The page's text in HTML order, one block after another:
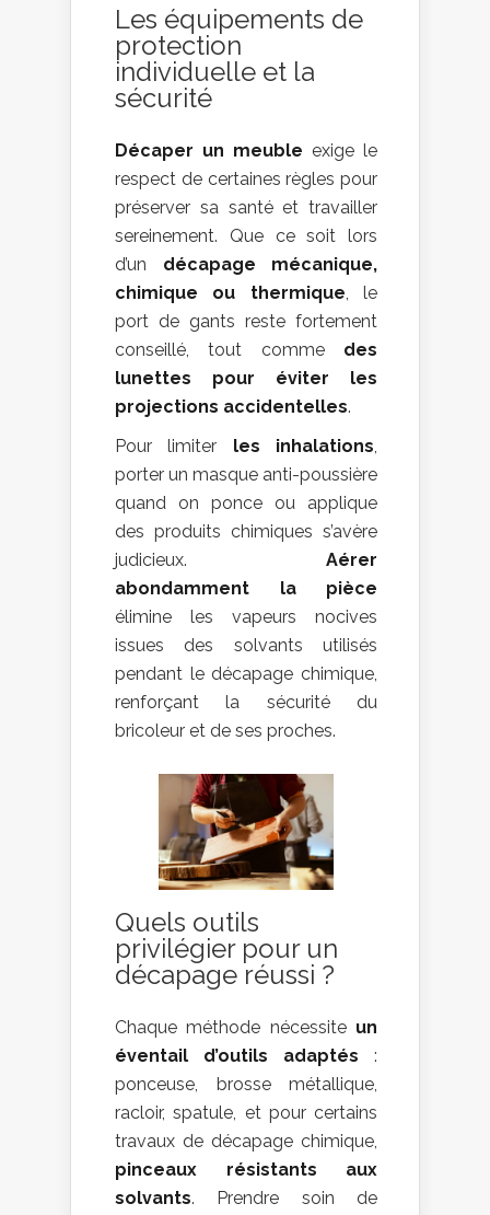
Les équipements de
protection
individuelle et la
sécurité
Décaper un meuble exige le
respect de certaines règles pour
préserver sa santé et travailler
sereinement. Que ce soit lors
d’un décapage mécanique,
chimique ou thermique , le
port de gants reste fortement
conseillé, tout comme des
lunettes pour éviter les
projections accidentelles.
Pour limiter les inhalations
porter un masque anti-poussière
quand on ponce ou applique
des produits chimiques s’avère
judicieux. Aérer
abondamment la pièce
élimine les vapeurs nocives
issues des solvants utilisés
pendant le décapage chimique,
renforçant la sécurité du
bricoleur et de ses proches.
Quels outils
privilégier pour un
décapage réussi ?
Chaque méthode nécessite un
éventail d’outils adaptés :
ponceuse, brosse métallique,
racloir, spatule, et pour certains
travaux de décapage chimique,
pinceaux résistants aux
solvants. Prendre soin de